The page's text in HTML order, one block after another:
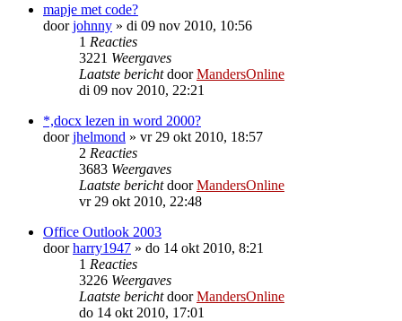
mapje met code?
doorjohnny » di 09 nov 2010, 10:56
1 Reacties
3221 Weergaves
Laatste berichtdoorMandersOnline
di 09 nov 2010, 22:21
*,docx lezen in word 2000?
doorjhelmond » vr 29 okt 2010, 18:57
2 Reacties
3683 Weergaves
Laatste berichtdoorMandersOnline
vr 29 okt 2010, 22:48
Office Outlook 2003
doorharry1947 » do 14 okt 2010, 8:21
1 Reacties
3226 Weergaves
Laatste berichtdoorMandersOnline
do 14 okt 2010, 17:01